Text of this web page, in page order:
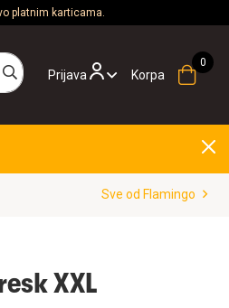
platnim karticama.
Prijava Korpa
Sve od Flamingo
XXL